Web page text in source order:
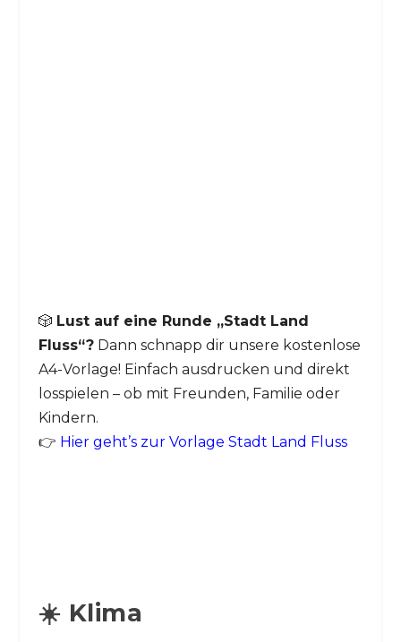
🎲 Lust auf eine Runde „Stadt Land
Fluss“?Dann schnapp dir unsere kostenlose
A4-Vorlage! Einfach ausdrucken und direkt
losspielen – ob mit Freunden, Familie oder
Kindern.
👉 Hier geht’s zur Vorlage Stadt Land Fluss
☀️ Klima